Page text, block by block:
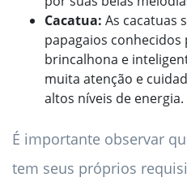
Cacatua: As cacatuas
papagaios
brincalhona e
muita atenção e
altos níveis de energia.
É importante observar
tem seus próprios